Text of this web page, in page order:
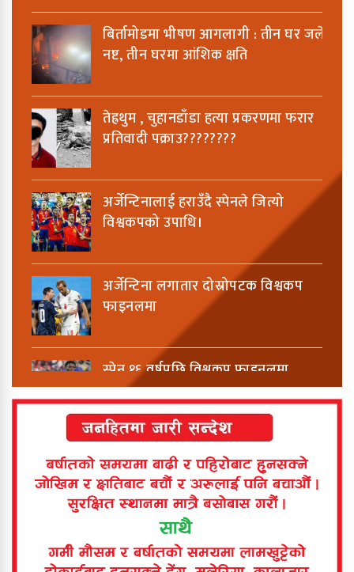
बिर्तामोडमा भीषण आगलागी : तीन घर जलेर
नष्ट, तीन घरमा आंशिक क्षति
तेह्रथुम , चुहानडाँडा हत्या प्रकरणमा फरार
प्रतिवादी पक्राउ????????
अर्जेन्टिनालाई हराउँदै स्पेनले जित्यो
विश्वकपको उपाधि।
अर्जेन्टिना लगातार दोस्रोपटक विश्वकप
फाइनलमा
स्पेन १६ वर्षपछि विश्वकप फाइनलमा
विश्वकपमा अबको यात्रा यस्तो हुनेछ
बिर्तामोडमा टिपरको ठक्करबाट बालिकाको
मृत्यु